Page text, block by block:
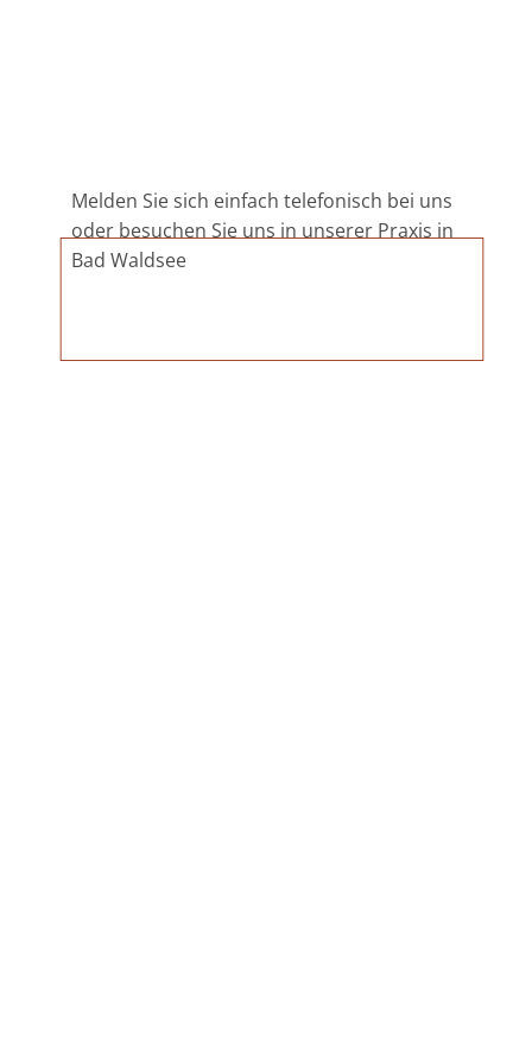
Melden Sie sich einfach telefonisch bei uns
oder besuchen Sie uns in unserer Praxis in
Bad Waldsee